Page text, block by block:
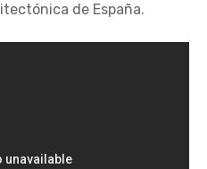
de España.